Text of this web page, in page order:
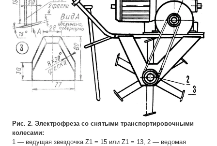
Рис. 2. Электрофреза со снятыми транспортировочными
колесами:
1 — ведущая звездочка Z1 = 15 или Z1 = 13, 2 — ведомая